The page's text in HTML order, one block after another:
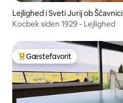
Lejlighed i Sveti Jurij ob Ščavnici
Kocbek siden 1929 - Lejlighed
Bedste gæstefavorit
Gæstefavorit